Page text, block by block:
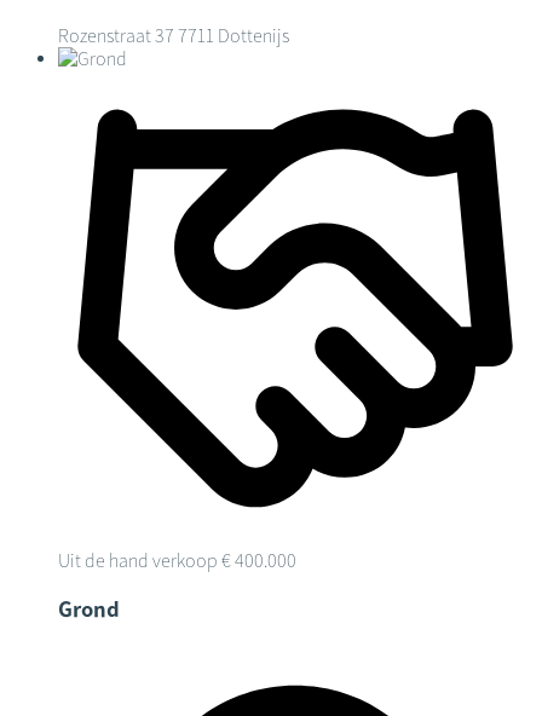
Rozenstraat 37 7711 Dottenijs
Uit de hand verkoop € 400.000
Grond